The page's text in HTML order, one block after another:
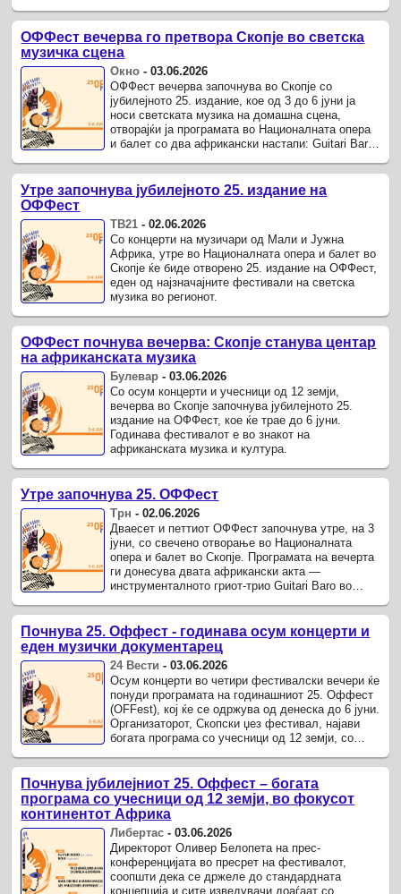
ОФФест вечерва го претвора Скопје во светска
музичка сцена
Окно -03.06.2026
ОФФест вечерва започнува во Скопје со
јубилејното 25. издание, кое од 3 до 6 јуни ја
носи светската музика на домашна сцена,
отворајќи ја програмата во Националната опера
и балет со два африкански настапи: Guitari Baro
Утре започнува јубилејното 25. издание на
ОФФест
ТВ21 -02.06.2026
Со концерти на музичари од Мали и Јужна
Африка, утре во Националната опера и балет во
Скопје ќе биде отворено 25. издание на ОФФест,
еден од најзначајните фестивали на светска
музика во регионот.
ОФФест почнува вечерва: Скопје станува центар
на африканската музика
Булевар -03.06.2026
Со осум концерти и учесници од 12 земји,
вечерва во Скопје започнува јубилејното 25.
издание на ОФФест, кое ќе трае до 6 јуни.
Годинава фестивалот е во знакот на
африканската музика и култура.
Утре започнува 25. ОФФест
Трн -02.06.2026
Дваесет и петтиот ОФФест започнува утре, на 3
јуни, со свечено отворање во Националната
опера и балет во Скопје. Програмата на вечерта
ги донесува двата африкански акта —
инструменталното гриот-трио Guitari Baro во
Почнува 25. Оффест - годинава осум концерти и
еден музички документарец
24 Вести -03.06.2026
Осум концерти во четири фестивалски вечери ќе
понуди програмата на годинашниот 25. Оффест
(OFFest), кој ќе се одржува од денеска до 6 јуни.
Организаторот, Скопски џез фестивал, најави
богата програма со учесници од 12 земји, со
Почнува јубилејниот 25. Оффест – богата
програма со учесници од 12 земји, во фокусот
континентот Африка
Либертас -03.06.2026
Директорот Оливер Белопета на прес-
конференцијата во пресрет на фестивалот,
соопшти дека се држеле до стандардната
концепција и сите изведувачи доаѓаат со